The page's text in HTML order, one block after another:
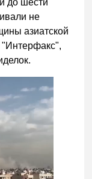
не
азиатской
"Интерфакс",